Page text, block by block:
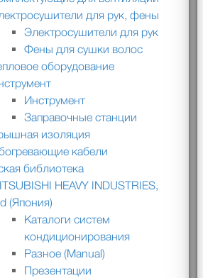
для рук, фены
Электросушители для рук
Фены для сушки волос
оборудование
Инструмент
Заправочные станции
изоляция
кабели
библиотека
HEAVY INDUSTRIES,
(Япония)
Каталоги систем
кондиционирования
Разное (Manual)
Презентации